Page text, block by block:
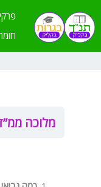
לתוכן
מלוכה